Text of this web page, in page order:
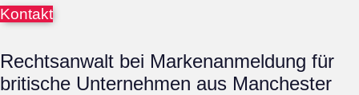
Kontakt
Rechtsanwalt bei Markenanmeldung für
britische Unternehmen aus Manchester